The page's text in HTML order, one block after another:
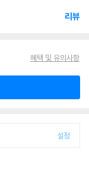
리뷰
혜택 및 유의사항
설정